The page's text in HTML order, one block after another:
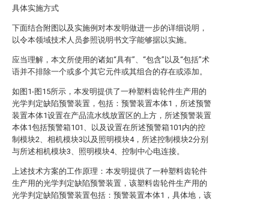
具体实施方式
下面结合附图以及实施例对本发明做进一步的详细说明，
以令本领域技术人员参照说明书文字能够据以实施。
应当理解，本文所使用的诸如“具有”、“包含”以及“包括”术
语并不排除一个或多个其它元件或其组合的存在或添加。
如图1-图15所示，本发明提供了一种塑料齿轮件生产用的
光学判定缺陷预警装置，包括：预警装置本体1，所述预警
装置本体1设置在产品流水线放置区的上方，所述预警装置
本体1包括预警箱101、以及设置在所述预警箱101内的控
制模块2、相机模块3以及照明模块4，所述控制模块2分别
与所述相机模块3、照明模块4、控制中心电连接。
上述技术方案的工作原理：本发明提供了一种塑料齿轮件
生产用的光学判定缺陷预警装置，该塑料齿轮件生产用的
光学判定缺陷预警装置包括：预警装置本体1，具体地，该